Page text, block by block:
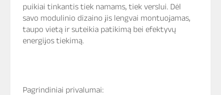
puikiai tinkantis tiek namams, tiek verslui. Dėl
savo modulinio dizaino jis lengvai montuojamas,
taupo vietą ir suteikia patikimą bei efektyvų
energijos tiekimą.
Pagrindiniai privalumai: